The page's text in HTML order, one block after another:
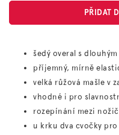
PŘIDAT
šedý overal s dlouhým
příjemný, mírně
velká růžová mašle v
vhodné i pro
rozepínání mezi
u krku dva cvočky